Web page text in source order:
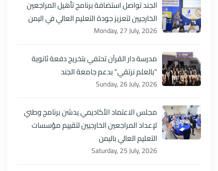
الجند تواصل استضافة برنامج تأهيل المراجعين
الخارجيين لتعزيز جودة التعليم العالي في اليمن
Monday, 27 July, 2026
مدرسة دار القرآن تحتفي بتخريج دفعة ثانوية
"بالعلم نرتقي" بدعم جامعة الجند
Sunday, 26 July, 2026
مجلس الاعتماد الأكاديمي يدشن برنامج وطني
لإعداد المراجعين الخارجيين لتقييم مؤسسات
التعليم العالي باليمن
Saturday, 25 July, 2026